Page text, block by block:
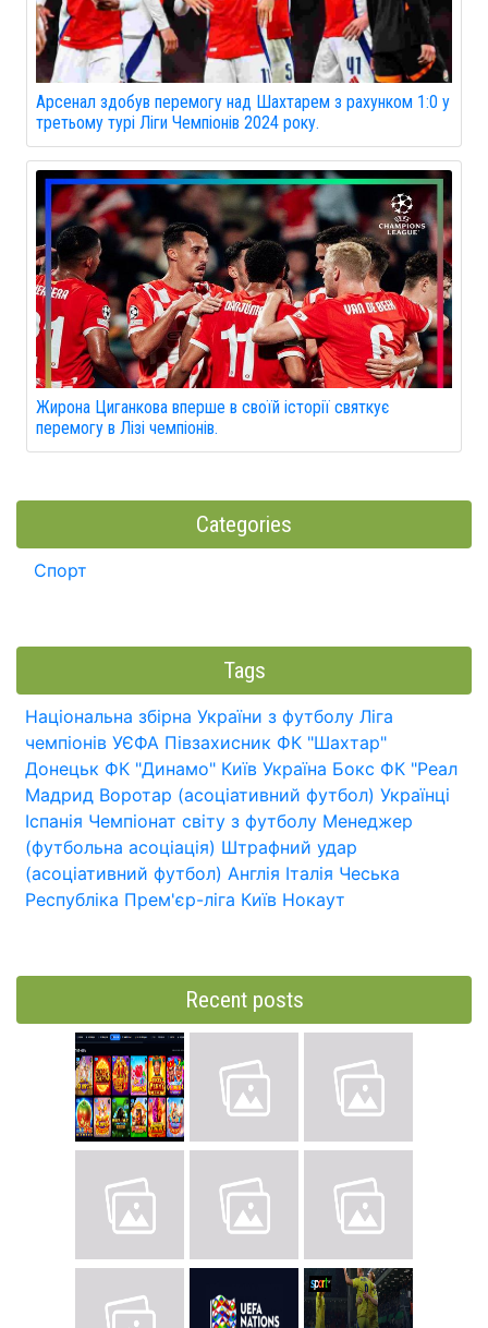
Арсенал здобув перемогу над Шахтарем з рахунком 1:0 у
третьому турі Ліги Чемпіонів 2024 року.
Жирона Циганкова вперше в своїй історії святкує
перемогу в Лізі чемпіонів.
Categories
Спорт
Tags
Національна збірна України з футболу Ліга
чемпіонів УЄФА Півзахисник ФК "Шахтар"
Донецьк ФК "Динамо" Київ Україна Бокс ФК "Реал
Мадрид Воротар (асоціативний футбол) Українці
Іспанія Чемпіонат світу з футболу Менеджер
(футбольна асоціація) Штрафний удар
(асоціативний футбол) Англія Італія Чеська
Республіка Прем'єр-ліга Київ Нокаут
Recent posts